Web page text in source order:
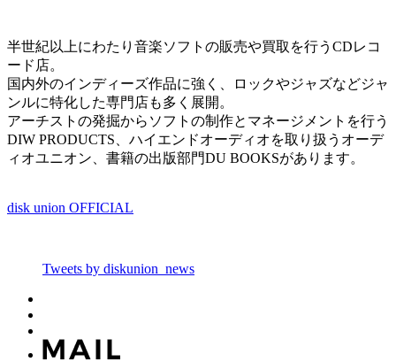
半世紀以上にわたり音楽ソフトの販売や買取を行うCDレコ
ード店。
国内外のインディーズ作品に強く、ロックやジャズなどジャ
ンルに特化した専門店も多く展開。
アーチストの発掘からソフトの制作とマネージメントを行う
DIW PRODUCTS、ハイエンドオーディオを取り扱うオーデ
ィオユニオン、書籍の出版部門DU BOOKSがあります。
disk union OFFICIAL
Tweets by diskunion_news